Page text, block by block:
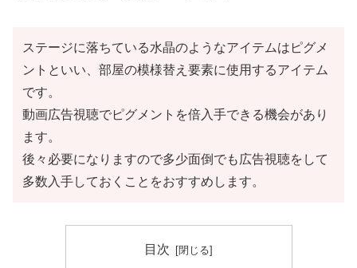
ステージに落ちている水晶のようなアイテムはピグメ
ントといい、部屋の模様替え要素に使用するアイテム
です。
動画広告視聴でピグメントを倍入手できる機会があり
ます。
後々必要になりますので多少面倒でも広告視聴をして
多数入手しておくことをおすすめします。
目次